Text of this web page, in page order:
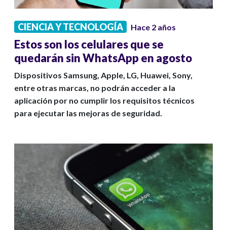
CIENCIA Y TECNOLOGÍA Hace 2 años
Estos son los celulares que se
quedarán sin WhatsApp en agosto
Dispositivos Samsung, Apple, LG, Huawei, Sony,
entre otras marcas, no podrán acceder a la
aplicación por no cumplir los requisitos técnicos
para ejecutar las mejoras de seguridad.